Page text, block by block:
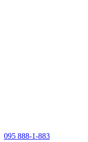
095 888-1-883